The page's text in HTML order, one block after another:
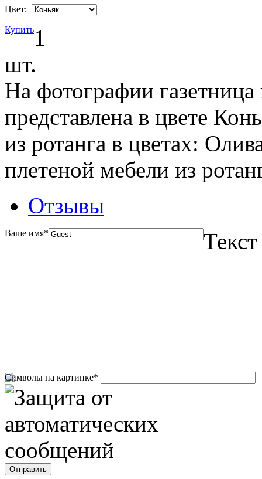
Цвет:
Купить1
шт.
На фотографии
представлена в цвете
из ротанга в цветах:
плетеной мебели из
Отзывы
Ваше имя*
Символы на картинке*